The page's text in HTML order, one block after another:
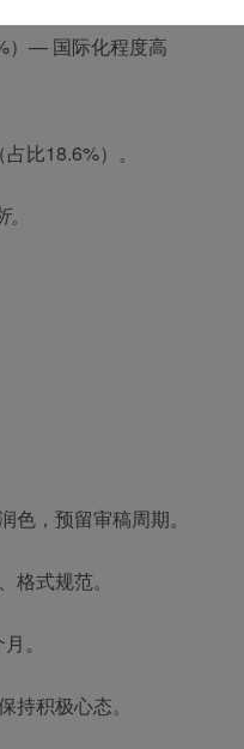
）— 国际化程度高
（占比18.6%）。
色，预留审稿周期。
格式规范。
。
积极心态。